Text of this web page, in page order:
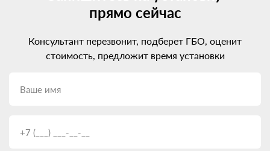
прямо сейчас
Консультант перезвонит, подберет ГБО, оценит
стоимость, предложит время установки